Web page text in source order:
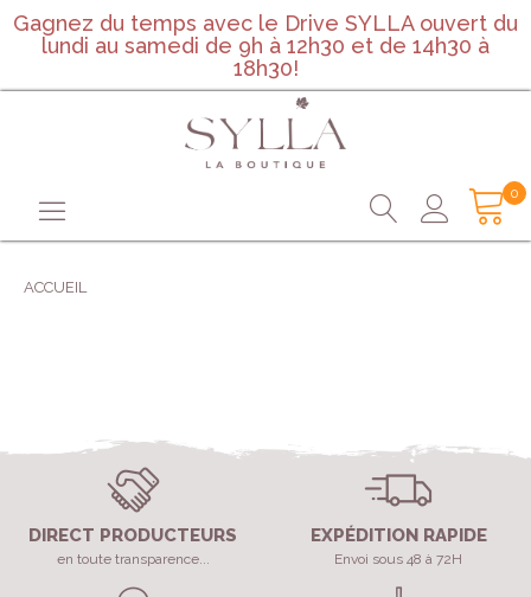
Gagnez du temps avec le Drive SYLLA ouvert du
lundi au samedi de 9h à 12h30 et de 14h30 à
18h30!
0
ACCUEIL
DIRECT PRODUCTEURS
en toute transparence...
EXPÉDITION RAPIDE
Envoi sous 48 à 72H